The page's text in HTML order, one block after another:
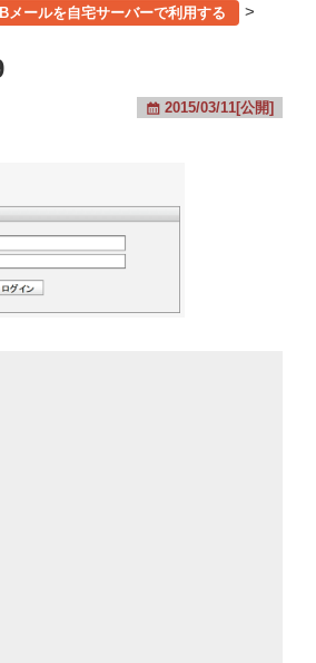
メールを自宅サーバーで利用する >
2015/03/11[公開]